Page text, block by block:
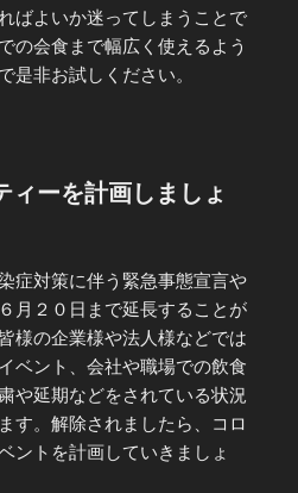
ばよいか迷ってしまうことで
の会食まで幅広く使えるよう
是非お試しください。
ィーを計画しましょ
症対策に伴う緊急事態宣言や
月２０日まで延長することが
様の企業様や法人様などでは
ベント、会社や職場での飲食
や延期などをされている状況
す。解除されましたら、コロ
ントを計画していきましょ